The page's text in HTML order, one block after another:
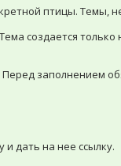
птицы. Темы,
создается только
заполнением
дать на нее ссылку.